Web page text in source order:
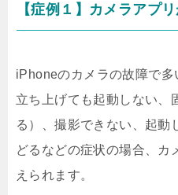
【症例１】カメラアプ
iPhoneのカメラの故障で
立ち上げても起動しない、
る）、撮影できない、起動
どるなどの症状の場合、カ
えられます。